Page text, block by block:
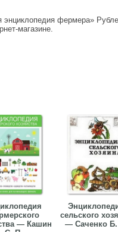
энциклопедия фермера»
магазине.
— Кашин
сельского
— Саченко